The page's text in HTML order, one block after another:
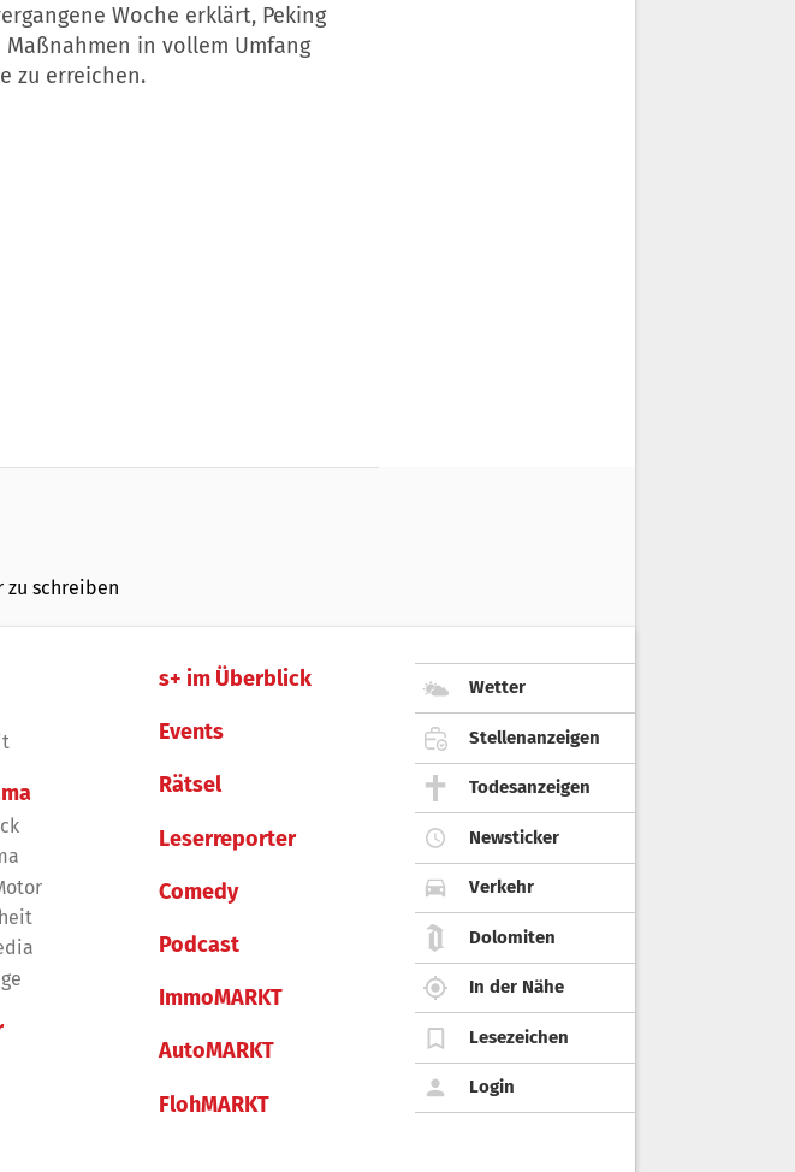
Woche erklärt, Peking
in vollem Umfang
zu erreichen.
zu schreiben
s+ im Überblick
Events
Rätsel
Leserreporter
Comedy
Podcast
ImmoMARKT
AutoMARKT
FlohMARKT
Wetter
Stellenanzeigen
Todesanzeigen
Newsticker
Verkehr
Dolomiten
In der Nähe
Lesezeichen
Login